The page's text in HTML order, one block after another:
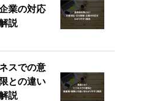
業の対応
説
スでの意
との違い
説